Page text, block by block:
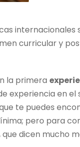
internacionales
curricular y
la primera
experiencia en el
te puedes
pero para
dicen mucho